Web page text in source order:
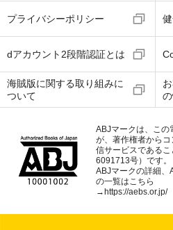
プライバシーポリシー
dアカウント2段階認証とは
海賊版に関する取り組みに
ついて
ABJマークは、この
が、著作権者から
信サービスである
6091713号）です。
ABJマークの詳細、
の一覧はこちら
→https://aebs.or.jp/